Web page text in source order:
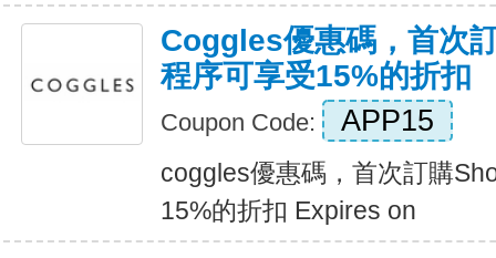
Coggles優惠碼，首次
程序可享受15%的折扣
Coupon Code: APP15
coggles優惠碼，首次訂購
15%的折扣 Expires on